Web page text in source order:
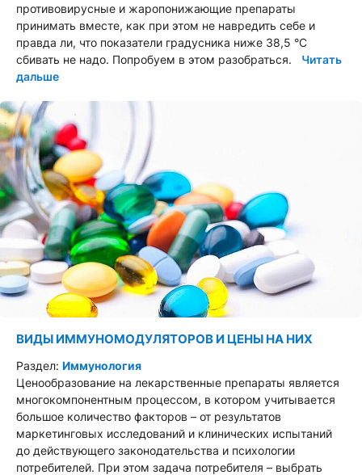
противовирусные и жаропонижающие препараты
принимать вместе, как при этом не навредить себе и
правда ли, что показатели градусника ниже 38,5 °С
сбивать не надо. Попробуем в этом разобраться. Читать
дальше
ВИДЫ ИММУНОМОДУЛЯТОРОВ И ЦЕНЫ НА НИХ
Раздел: Иммунология
Ценообразование на лекарственные препараты является
многокомпонентным процессом, в котором учитывается
большое количество факторов – от результатов
маркетинговых исследований и клинических испытаний
до действующего законодательства и психологии
потребителей. При этом задача потребителя – выбрать